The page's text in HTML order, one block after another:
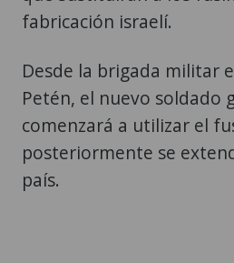
fabricación israelí.
Desde la brigada militar
Petén, el nuevo soldado
comenzará a utilizar el
posteriormente se
país.